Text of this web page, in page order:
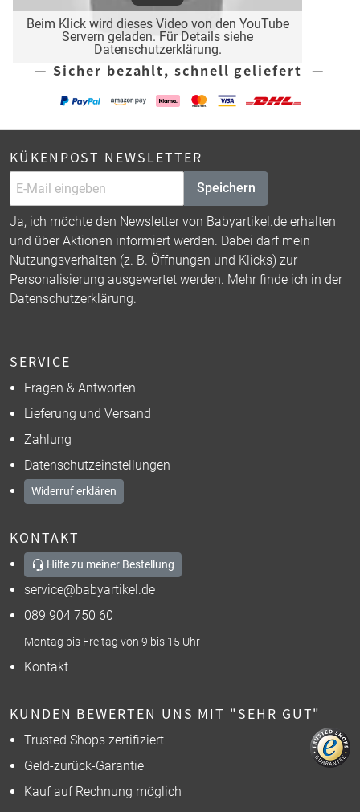
Beim Klick wird dieses Video von den YouTube
Servern geladen. Für Details siehe
Datenschutzerklärung.
— Sicher bezahlt, schnell geliefert —
KÜKENPOST NEWSLETTER
Speichern
Ja, ich möchte den Newsletter von Babyartikel.de erhalten
und über Aktionen informiert werden. Dabei darf mein
Nutzungsverhalten (z. B. Öffnungen und Klicks) zur
Personalisierung ausgewertet werden. Mehr finde ich in der
Datenschutzerklärung.
SERVICE
Fragen & Antworten
Lieferung und Versand
Zahlung
Datenschutzeinstellungen
Widerruf erklären
KONTAKT
Hilfe zu meiner Bestellung
service@babyartikel.de
089 904 750 60
Montag bis Freitag von 9 bis 15 Uhr
Kontakt
KUNDEN BEWERTEN UNS MIT "SEHR GUT"
Trusted Shops zertifiziert
Geld-zurück-Garantie
Kauf auf Rechnung möglich